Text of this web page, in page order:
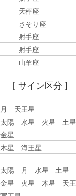
天秤座
さそり座
射手座
射手座
山羊座
[ サイン区分 ]
月 天王星
太陽 水星 火星 土
金星
木星 海王星
太陽 月 水星 土星
金星 火星 木星 天